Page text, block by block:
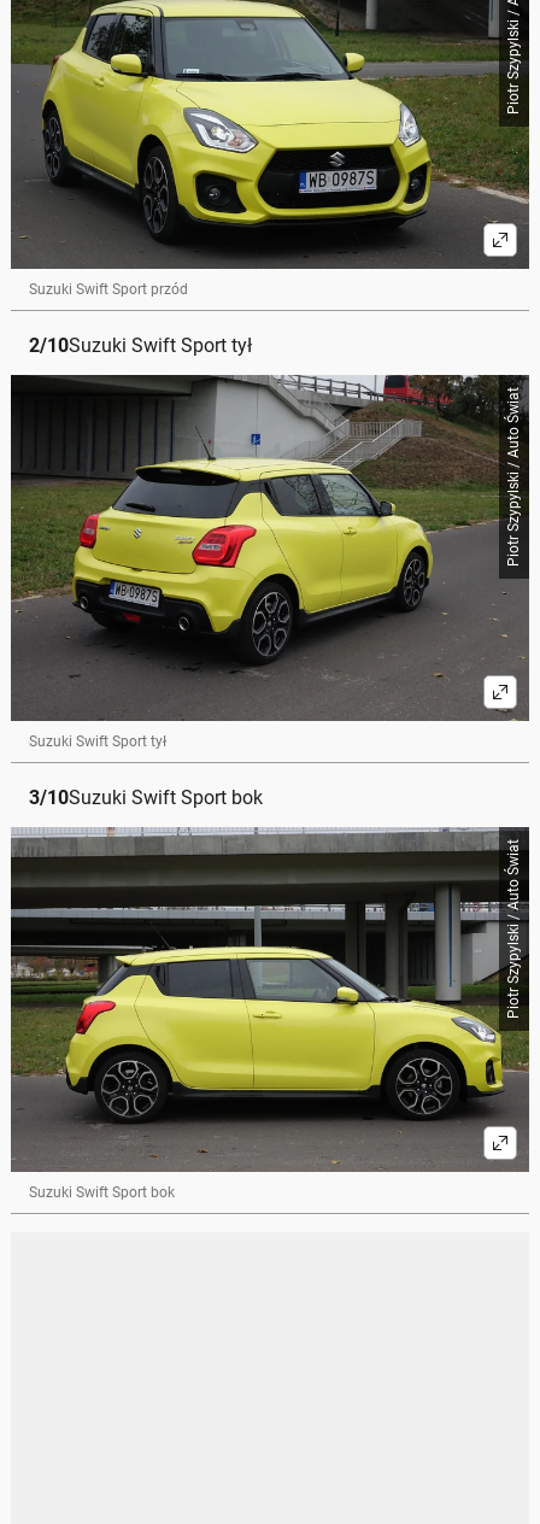
Suzuki Swift Sport przód
2/10Suzuki Swift Sport tył
Piotr Szypylski / Auto Świat
Suzuki Swift Sport tył
3/10Suzuki Swift Sport bok
Piotr Szypylski / Auto Świat
Suzuki Swift Sport bok